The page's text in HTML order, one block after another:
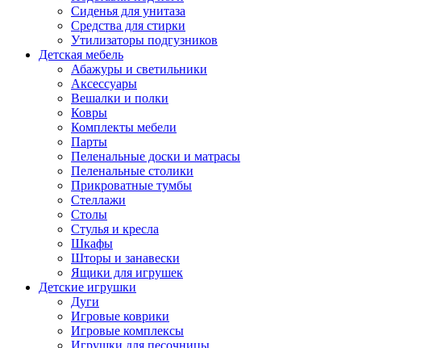
Сиденья для унитаза
Средства для стирки
Утилизаторы подгузников
Детская мебель
Абажуры и светильники
Аксессуары
Вешалки и полки
Ковры
Комплекты мебели
Парты
Пеленальные доски и матрасы
Пеленальные столики
Прикроватные тумбы
Стеллажи
Столы
Стулья и кресла
Шкафы
Шторы и занавески
Ящики для игрушек
Детские игрушки
Дуги
Игровые коврики
Игровые комплексы
Игрушки для песочницы